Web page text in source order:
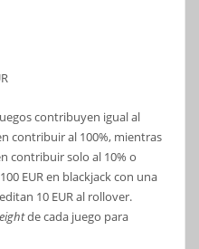
contribuyen igual al
contribuir al 100%, mientras
contribuir solo al 10% o
EUR en blackjack con una
10 EUR al rollover.
de cada juego para